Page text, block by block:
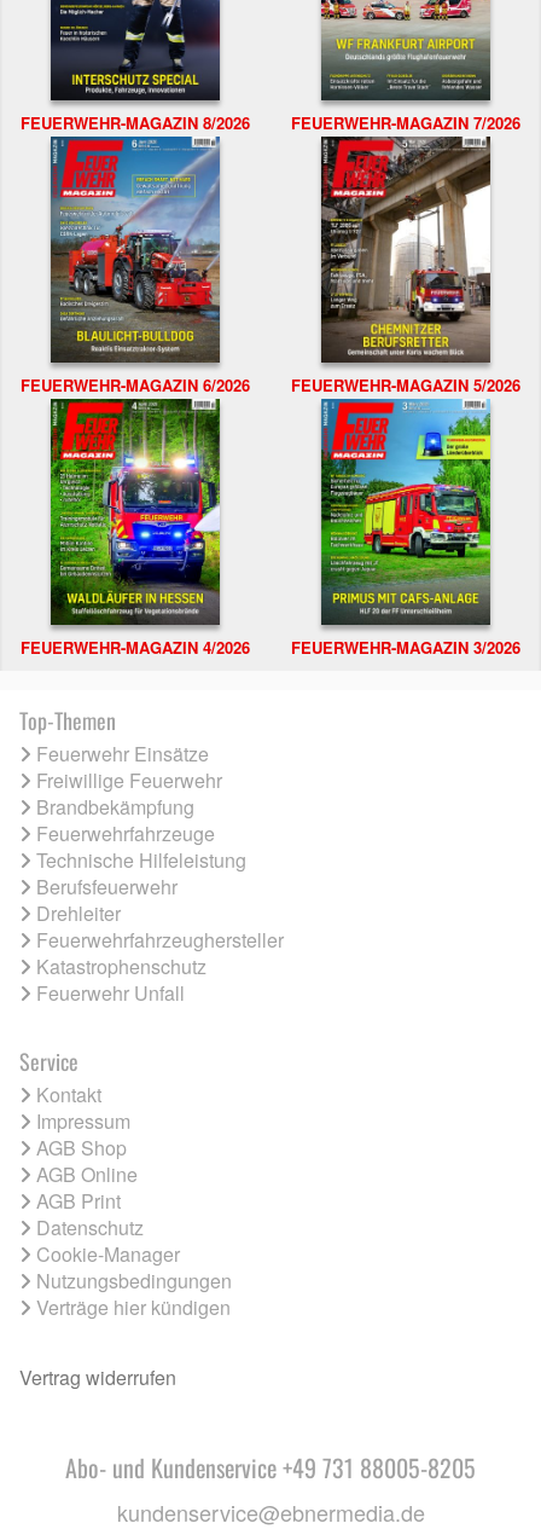
FEUERWEHR-MAGAZIN 8/2026 FEUERWEHR-MAGAZIN 7/2026
FEUERWEHR-MAGAZIN 6/2026 FEUERWEHR-MAGAZIN 5/2026
FEUERWEHR-MAGAZIN 4/2026 FEUERWEHR-MAGAZIN 3/2026
Top-Themen
Feuerwehr Einsätze
Freiwillige Feuerwehr
Brandbekämpfung
Feuerwehrfahrzeuge
Technische Hilfeleistung
Berufsfeuerwehr
Drehleiter
Feuerwehrfahrzeughersteller
Katastrophenschutz
Feuerwehr Unfall
Service
Kontakt
Impressum
AGB Shop
AGB Online
AGB Print
Datenschutz
Cookie-Manager
Nutzungsbedingungen
Verträge hier kündigen
Vertrag widerrufen
Abo- und Kundenservice +49 731 88005-8205
kundenservice@ebnermedia.de